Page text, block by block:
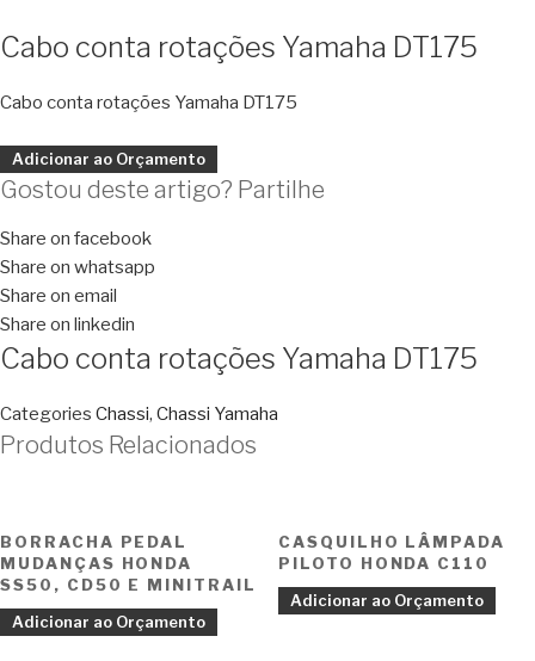
Cabo conta rotações Yamaha DT175
Cabo conta rotações Yamaha DT175
Adicionar ao Orçamento
Gostou deste artigo? Partilhe
Share on facebook
Share on whatsapp
Share on email
Share on linkedin
Cabo conta rotações Yamaha DT175
Categories Chassi, Chassi Yamaha
Produtos Relacionados
BORRACHA PEDAL
MUDANÇAS HONDA
SS50, CD50 E MINITRAIL
Adicionar ao Orçamento
CASQUILHO LÂMPADA
PILOTO HONDA C110
Adicionar ao Orçamento